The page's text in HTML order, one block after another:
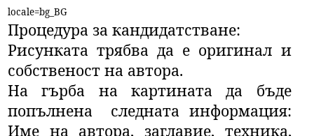
locale=bg_BG
Процедура за кандидатстване:
Рисунката трябва да е оригинал и
собственост на автора.
На гърба на картината да бъде
попълнена следната информация:
Име на автора, заглавие, техника,